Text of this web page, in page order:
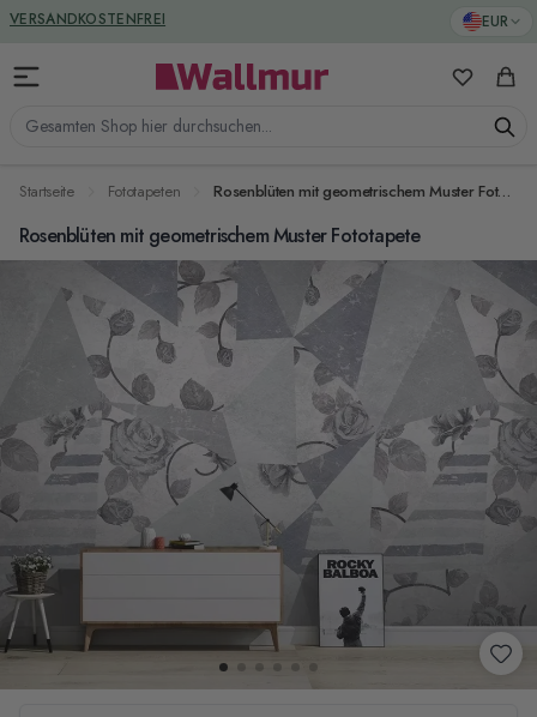
Zum Inhalt springen EUR
Gesamten Shop hier durchsuchen...
Meine
VERSANDKOSTENFREI
GREENGUARD ZERTIFIZIERT
Startseite Fototapeten Rosenblüten mit geometrischem Muster Fototapete
Rosenblüten mit geometrischem Muster Fototapete